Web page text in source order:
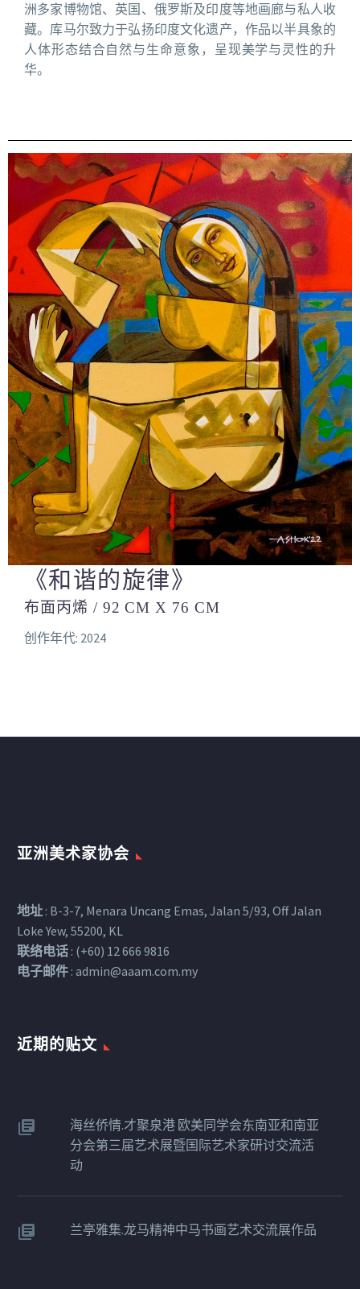
洲多家博物馆、英国、俄罗斯及印度等地画廊与私人收
藏。库马尔致力于弘扬印度文化遗产，作品以半具象的
人体形态结合自然与生命意象，呈现美学与灵性的升
华。
《和谐的旋律》
布面丙烯 / 92 CM X 76 CM
创作年代: 2024
亚洲美术家协会
地址 : B-3-7, Menara Uncang Emas, Jalan 5/93, Off Jalan
Loke Yew, 55200, KL
联络电话 : (+60) 12 666 9816
电子邮件 : admin@aaam.com.my
近期的贴文​
海丝侨情.才聚泉港 欧美同学会东南亚和南亚
分会第三届艺术展暨国际艺术家研讨交流活
动
兰亭雅集.龙马精神中马书画艺术交流展作品